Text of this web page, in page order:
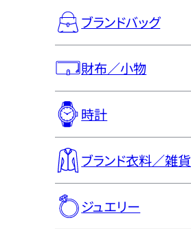
ブランドバッグ
財布／小物
時計
ブランド衣料／雑貨
ジュエリー